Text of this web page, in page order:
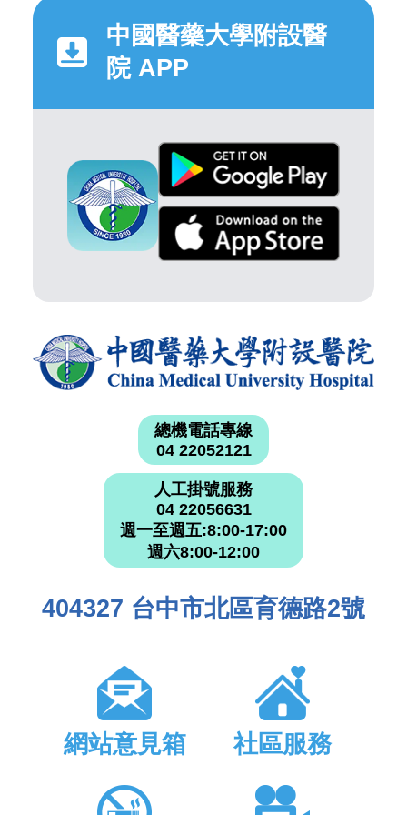
中國醫藥大學附設醫
院 APP
總機電話專線
04 22052121
人工掛號服務
04 22056631
週一至週五:8:00-17:00
週六8:00-12:00
404327 台中市北區育德路2號
網站意見箱 社區服務